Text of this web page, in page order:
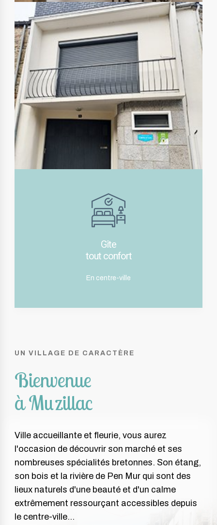
Gîte
tout confort
En centre-ville
UN VILLAGE DE CARACTÈRE
Bienvenue
à Muzillac
Ville accueillante et fleurie, vous aurez
l'occasion de découvrir son marché et ses
nombreuses spécialités bretonnes. Son étang,
son bois et la rivière de Pen Mur qui sont des
lieux naturels d'une beauté et d'un calme
extrêmement ressourçant accessibles depuis
le centre-ville...